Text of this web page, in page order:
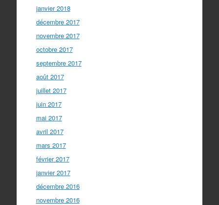
janvier 2018
décembre 2017
novembre 2017
octobre 2017
septembre 2017
août 2017
juillet 2017
juin 2017
mai 2017
avril 2017
mars 2017
février 2017
janvier 2017
décembre 2016
novembre 2016